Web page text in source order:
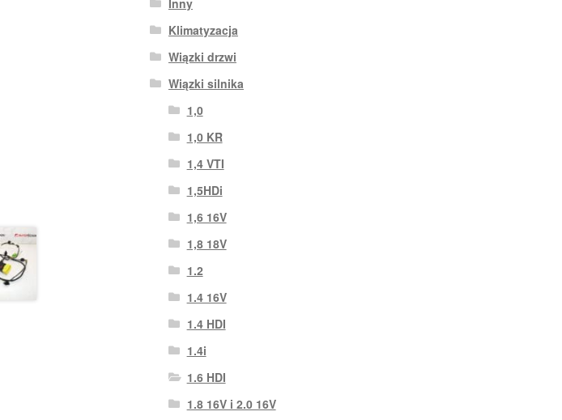
Klimatyzacja
Wiązki drzwi
Wiązki silnika
1,0
1,0 KR
1,4 VTI
1,5HDi
1,6 16V
1,8 18V
1.2
1.4 16V
1.4 HDI
1.4i
1.6 HDI
1.8 16V i 2.0 16V